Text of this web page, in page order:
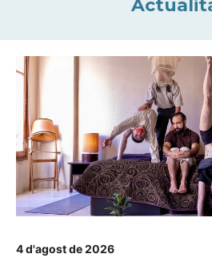
4 d'agost de 2026